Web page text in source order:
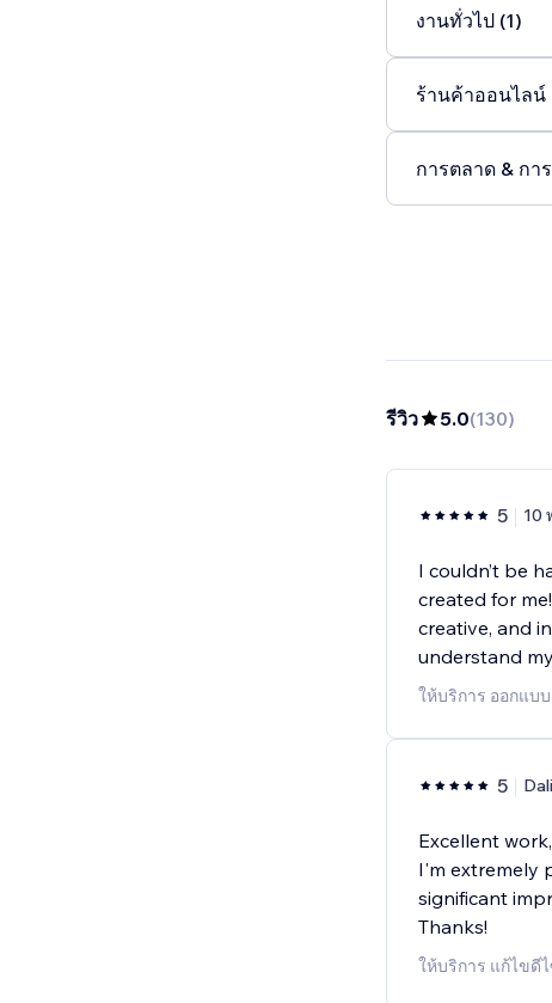
งานทั่วไป (1)
ร้านค้าออนไลน์
การตลาด & กา
รีวิว 5.0(130)
5 10
I couldn’t be
created for
creative, and
understand
ให้บริการ ออกแบ
5
Excellent
I'm extremely
significant
Thanks!
ให้บริการ แก้ไขดี